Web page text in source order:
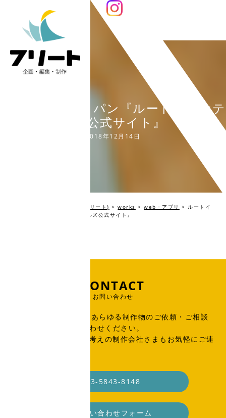
ルートインジャパン『ルートインホテ
ルズ公式サイト』
2018年12月14日
編集プロダクション Fleet(フリート) >works >web・アプリ >ルートイ
ンジャパン『ルートインホテルズ公式サイト』
CONTACT
お問い合わせ
出版物、広告、WEB、あらゆる制作物のご依頼・ご相談
はこちらからお問い合わせください。
SOHO・業務委託をお考えの制作会社さまもお気軽にご連
03-5843-8148
お問い合わせフォーム